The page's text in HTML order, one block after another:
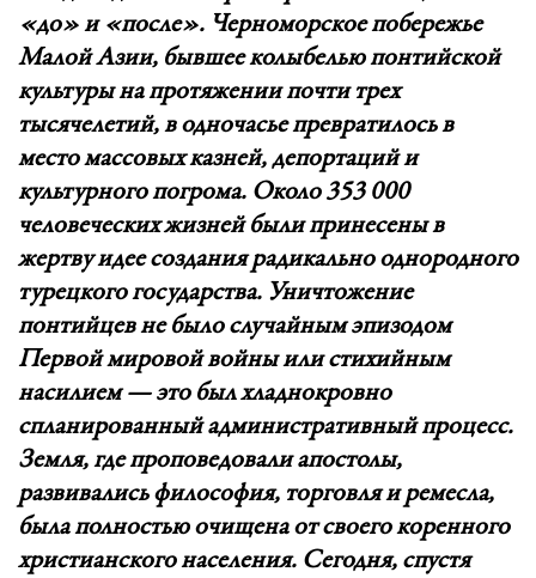
«до» и «после». Черноморское побережье
Малой Азии, бывшее колыбелью понтийской
культуры на протяжении почти трех
тысячелетий, в одночасье превратилось в
место массовых казней, депортаций и
культурного погрома. Около 353 000
человеческих жизней были принесены в
жертву идее создания радикально однородного
турецкого государства. Уничтожение
понтийцев не было случайным эпизодом
Первой мировой войны или стихийным
насилием — это был хладнокровно
спланированный административный процесс.
Земля, где проповедовали апостолы,
развивались философия, торговля и ремесла,
была полностью очищена от своего коренного
христианского населения. Сегодня, спустя